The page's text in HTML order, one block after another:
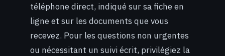
téléphone direct, indiqué sur sa fiche en
ligne et sur les documents que vous
recevez. Pour les questions non urgentes
ou nécessitant un suivi écrit, privilégiez la